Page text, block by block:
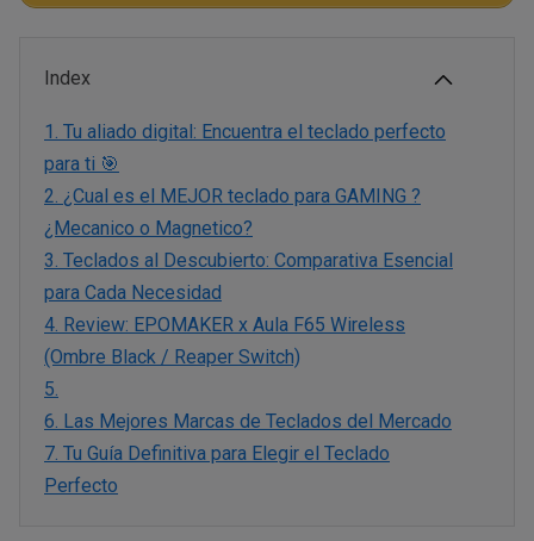
Index
1. Tu aliado digital: Encuentra el teclado perfecto
para ti 🎯
2. ¿Cual es el MEJOR teclado para GAMING ?
¿Mecanico o Magnetico?
3. Teclados al Descubierto: Comparativa Esencial
para Cada Necesidad
4. Review: EPOMAKER x Aula F65 Wireless
(Ombre Black / Reaper Switch)
5.
6. Las Mejores Marcas de Teclados del Mercado
7. Tu Guía Definitiva para Elegir el Teclado
Perfecto